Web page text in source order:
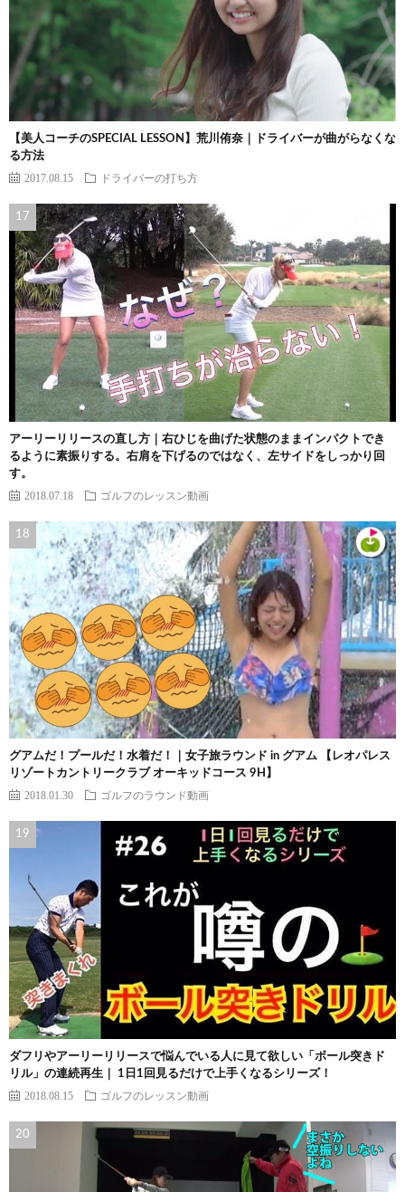
【美人コーチのSPECIAL LESSON】荒川侑奈｜ドライバーが曲がらなくな
る方法
2017.08.15 ドライバーの打ち方
アーリーリリースの直し方｜右ひじを曲げた状態のままインパクトでき
るように素振りする。右肩を下げるのではなく、左サイドをしっかり回
す。
2018.07.18 ゴルフのレッスン動画
グアムだ！プールだ！水着だ！｜女子旅ラウンド in グアム 【レオパレス
リゾートカントリークラブ オーキッドコース 9H】
2018.01.30 ゴルフのラウンド動画
ダフリやアーリーリリースで悩んでいる人に見て欲しい「ボール突きド
リル」の連続再生｜ 1日1回見るだけで上手くなるシリーズ！
2018.08.15 ゴルフのレッスン動画